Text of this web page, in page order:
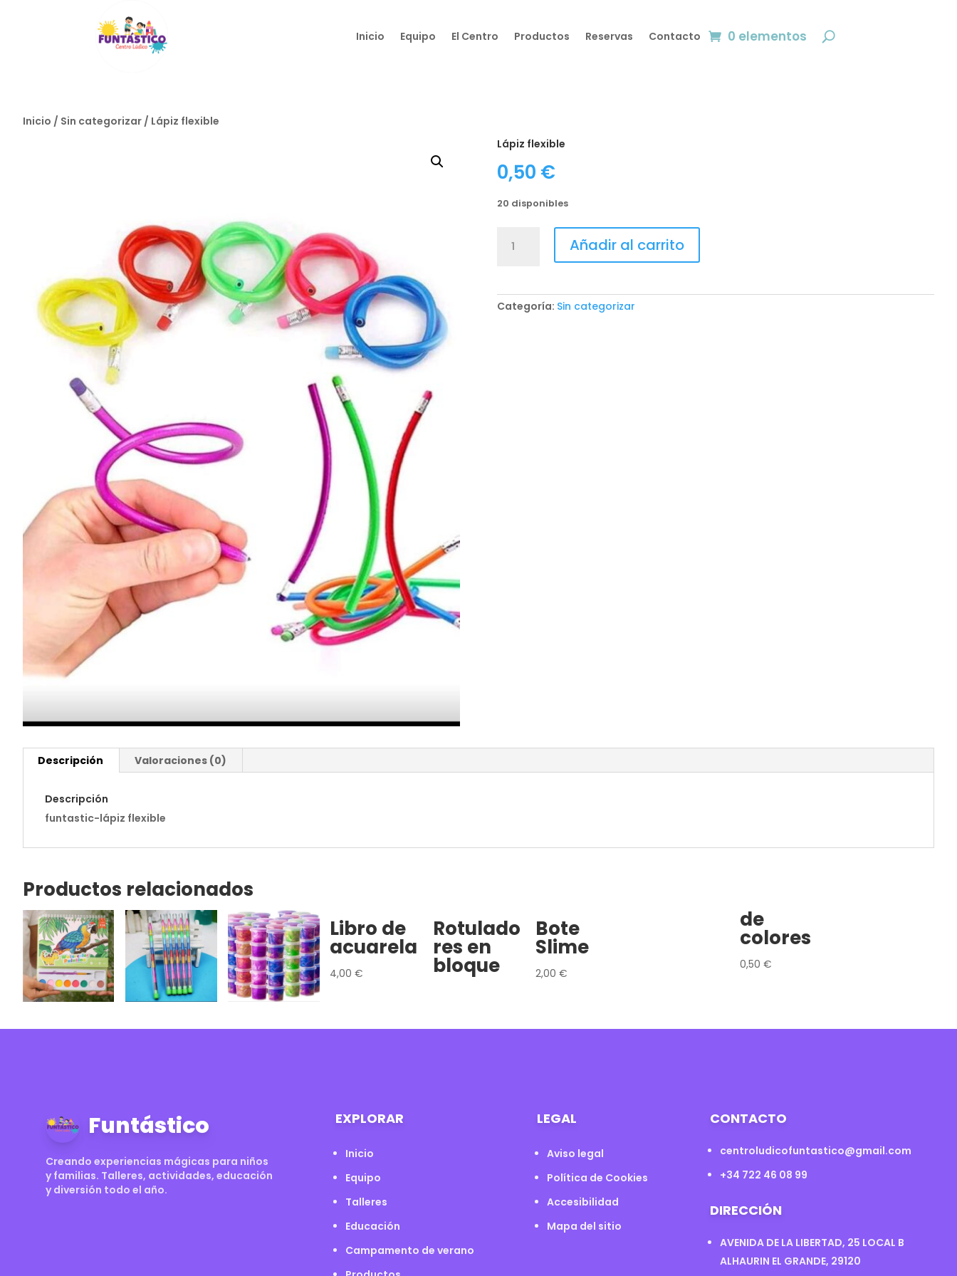
Inicio Equipo El Centro Productos Reservas Contacto 0 elementos
Inicio / Sin categorizar / Lápiz flexible
Lápiz flexible
0,50 €
20 disponibles
flexible
Añadir al carrito
Categoría: Sin categorizar
Descripción Valoraciones (0)
Descripción
funtastic-lápiz flexible
Productos relacionados
Libro de
acuarela
4,00€
Rotulado
res en
bloque
de
colores
0,50 €
Bote
Slime
2,00 €
Funtástico
Creando experiencias mágicas para niños
y familias. Talleres, actividades, educación
y diversión todo el año.
EXPLORAR
Inicio
Equipo
Talleres
Educación
Campamento de verano
LEGAL
Aviso legal
Política de Cookies
Accesibilidad
Mapa del sitio
CONTACTO
centroludicofuntastico@gmail.com
+34 722 46 08 99
DIRECCIÓN
AVENIDA DE LA LIBERTAD, 25 LOCAL B
ALHAURIN EL GRANDE, 29120